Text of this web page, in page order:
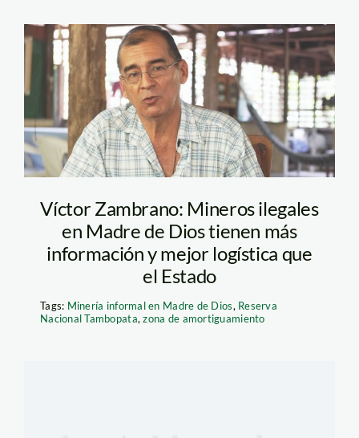
Víctor Zambrano.
Víctor Zambrano: Mineros ilegales
en Madre de Dios tienen más
información y mejor logística que
el Estado
Tags: Minería informal en Madre de Dios, Reserva
Nacional Tambopata,zona de amortiguamiento